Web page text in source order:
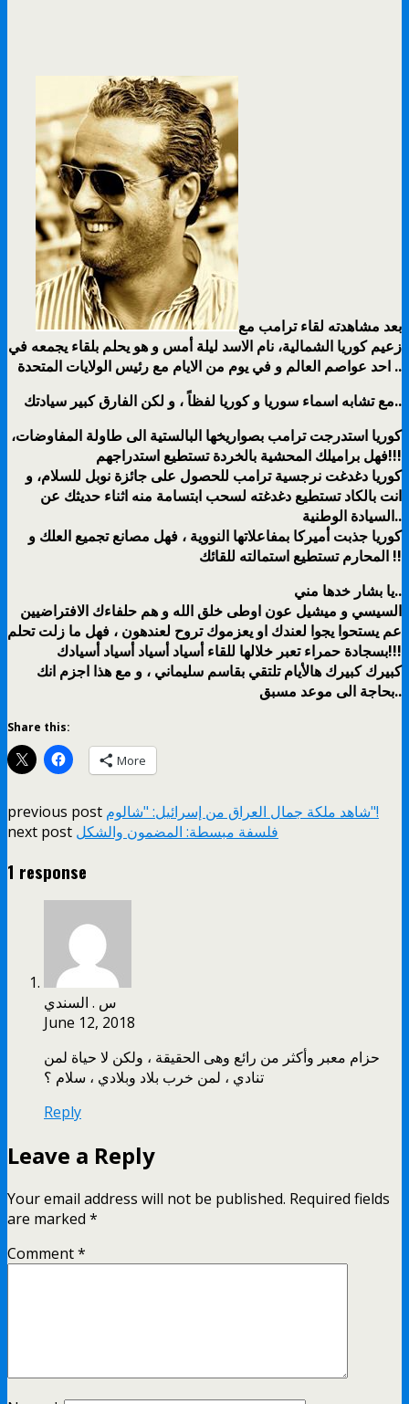
بعد مشاهدته لقاء ترامب مع
زعيم كوريا الشمالية، نام الاسد ليلة أمس و هو يحلم بلقاء يجمعه في
احد عواصم العالم و في يوم من الايام مع رئيس الولايات المتحدة ..
مع تشابه اسماء سوريا و كوريا لفظاً ، و لكن الفارق كبير سيادتك..
كوريا استدرجت ترامب بصواريخها البالستية الى طاولة المفاوضات،
فهل براميلك المحشية بالخردة تستطيع استدراجهم!!!
كوريا دغدغت نرجسية ترامب للحصول على جائزة نوبل للسلام، و
انت بالكاد تستطيع دغدغته لسحب ابتسامة منه اثناء حديثك عن
السيادة الوطنية..
كوريا جذبت أميركا بمفاعلاتها النووية ، فهل مصانع تجميع العلك و
المحارم تستطيع استمالته للقائك !!
يا بشار خدها مني..
السيسي و ميشيل عون اوطى خلق الله و هم حلفاءك الافتراضيين
عم يستحوا يجوا لعندك او يعزموك تروح لعندهون ، فهل ما زلت تحلم
بسجادة حمراء تعبر خلالها للقاء أسياد أسياد أسياد أسيادك!!!
كبيرك كبيرك هالأيام تلتقي بقاسم سليماني ، و مع هذا اجزم انك
بحاجة الى موعد مسبق..
Share this:
More
previous post
شاهد ملكة جمال العراق من إسرائيل: "شالوم"!
next post فلسفة مبسطة: المضمون والشكل
1 response
س . السندي
June 12, 2018
حزام معبر وأكثر من رائع وهى الحقيقة ، ولكن لا حياة لمن
تنادي ، لمن خرب بلاد وبلادي ، سلام ؟
Reply
Leave a Reply
Your email address will not be published. Required fields
are marked *
Comment*